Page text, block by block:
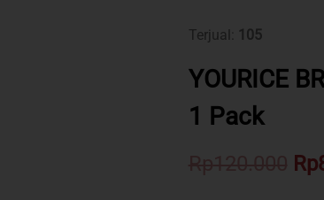
Terjual: 105
YOURICE
1 Pack
Rp